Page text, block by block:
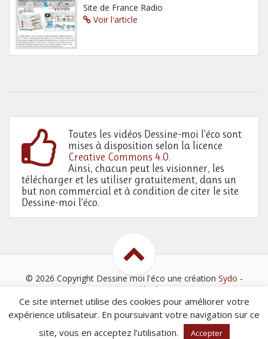
Site de France Radio
Voir l'article
Toutes les vidéos Dessine-moi l’éco sont
mises à disposition selon la licence
Creative Commons 4.0.
Ainsi, chacun peut les visionner, les
télécharger et les utiliser gratuitement, dans un
but non commercial et à condition de citer le site
Dessine-moi l’éco.
© 2026 Copyright Dessine moi l'éco une création Sydo -
Mentions légales
Ce site internet utilise des cookies pour améliorer votre
expérience utilisateur. En poursuivant votre navigation sur ce
site, vous en acceptez l’utilisation.
Accepter